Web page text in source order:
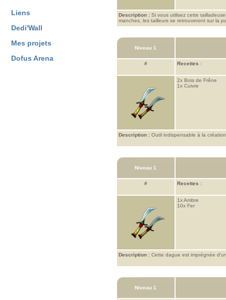
Liens
Dedi'Wall
Mes projets
Dofus Arena
Description : Si vous utilisez cette
manches, les tailleurs se retrouveront sur la
Niveau 1
# Recettes :
2x Bois de Frêne
1x Cuivre
Description : Outil indispensable à la
Niveau 1
# Recettes :
1xAmbre
10x Fer
Description : Cette dague est imprégnée
Niveau 1